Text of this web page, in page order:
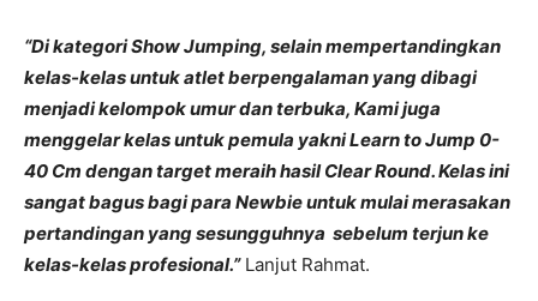
“Di kategori Show Jumping, selain mempertandingkan
kelas-kelas untuk atlet berpengalaman yang dibagi
menjadi kelompok umur dan terbuka, Kami juga
menggelar kelas untuk pemula yakni Learn to Jump 0-
40 Cm dengan target meraih hasil Clear Round. Kelas ini
sangat bagus bagi para Newbie untuk mulai merasakan
pertandingan yang sesungguhnya sebelum terjun ke
kelas-kelas profesional.”Lanjut Rahmat.